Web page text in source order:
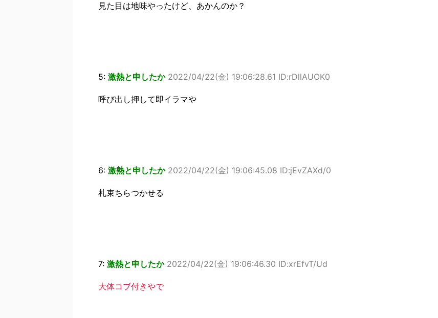
見た目は地味やったけど、あかんのか？
5: 激熱と申したか 2022/04/22(金) 19:06:28.61 ID:rDllAUOK0
呼び出し押して即イラマや
6: 激熱と申したか 2022/04/22(金) 19:06:45.08 ID:jEvZAXd/0
札束ちらつかせる
7: 激熱と申したか 2022/04/22(金) 19:06:46.30 ID:xrEfvT/Ud
大体コブ付きやで